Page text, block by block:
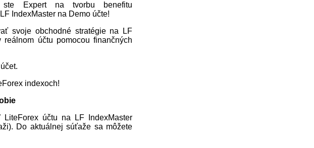
ste Expert na tvorbu benefitu
IndexMaster na Demo účte!
svoje obchodné stratégie na LF
účtu pomocou finančných
indexoch!
účtu na LF IndexMaster
Do aktuálnej súťaže sa môžete